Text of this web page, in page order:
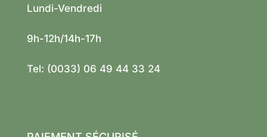
Lundi-Vendredi
9h-12h/14h-17h
Tel: (0033) 06 49 44 33 24